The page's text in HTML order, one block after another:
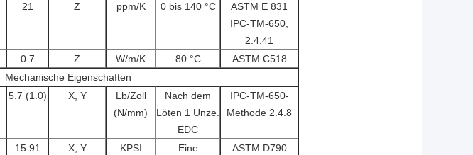
21 Z ppm/K 0 bis 140 °C
ASTM E 831
IPC-TM-650,
2.4.41
0.7 Z W/m/K 80 °C
ASTM C518
Mechanische Eigenschaften
5.7 (1.0) X, Y
Lb/Zoll
(N/mm)
Nach dem
Löten 1 Unze.
EDC
IPC-TM-650-
Methode 2.4.8
15.91 X, Y KPSI Eine
ASTM D790